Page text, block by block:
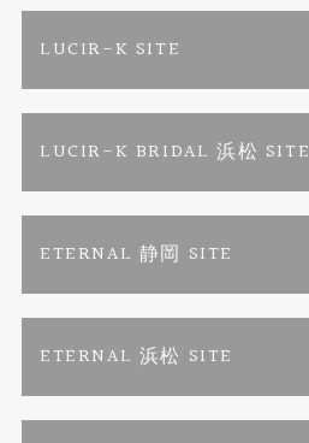
エタニティリング
婚約ネックレス
トピックス
リフォーム
お問い合わせ
特定商取引に関する表記
LUCIR-K SITE
LUCIR-K BRIDAL 浜松 SITE
ETERNAL 静岡 SITE
ETERNAL 浜松 SITE